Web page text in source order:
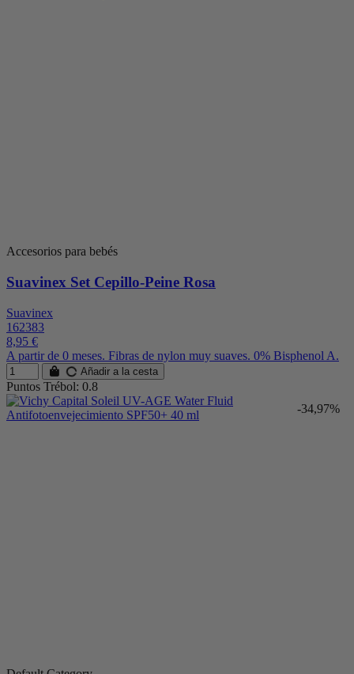
Accesorios para bebés
Suavinex Set Cepillo-Peine Rosa
Suavinex
162383
8,95 €
A partir de 0 meses. Fibras de nylon muy suaves. 0% Bisphenol A.
Añadir a la cesta
Puntos Trébol: 0.8
-34,97%